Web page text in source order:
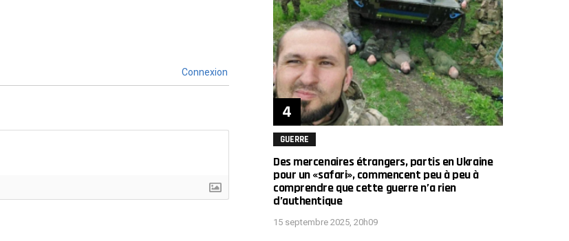
Connexion
GUERRE
Des mercenaires étrangers, partis en Ukraine
pour un «safari», commencent peu à peu à
comprendre que cette guerre n’a rien
d’authentique
15 septembre 2025, 20h09